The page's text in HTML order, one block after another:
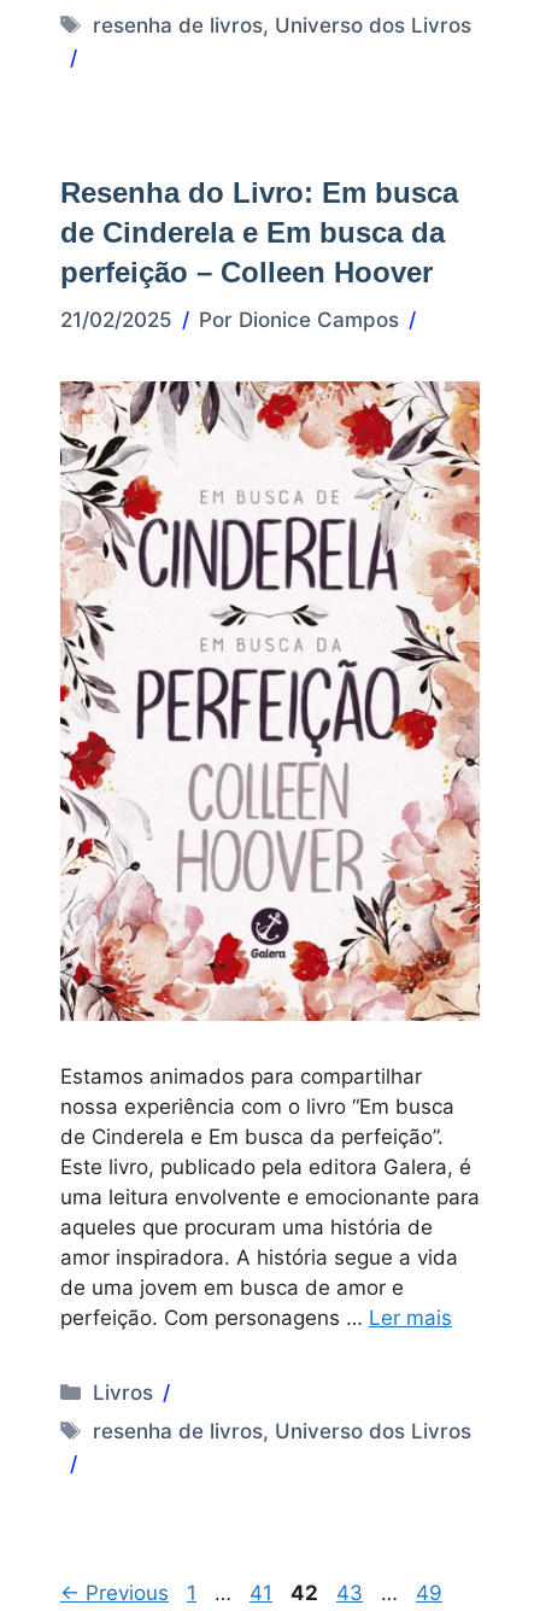
Tags
resenha de livros, Universo dos Livros
Resenha do Livro: Em busca
de Cinderela e Em busca da
perfeição – Colleen Hoover
21/02/2025 Por Dionice Campos
Estamos animados para compartilhar
nossa experiência com o livro “Em busca
de Cinderela e Em busca da perfeição”.
Este livro, publicado pela editora Galera, é
uma leitura envolvente e emocionante para
aqueles que procuram uma história de
amor inspiradora. A história segue a vida
de uma jovem em busca de amor e
perfeição. Com personagens … Ler mais
Categorias
Livros
Tags
resenha de livros, Universo dos Livros
← Previous Page
1 … Page
41 Page
42 Page
43 … Page
49